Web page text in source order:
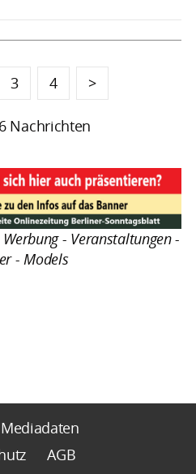
3 4 >
Nachrichten
- Veranstaltungen -
- Models
Mediadaten
AGB